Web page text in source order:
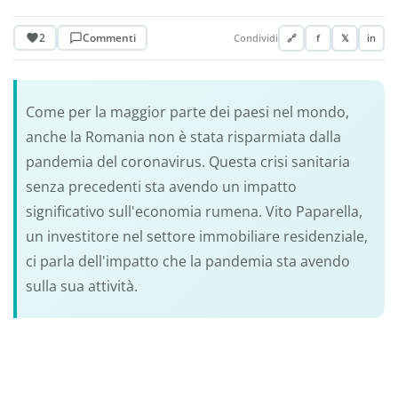
2 Commenti Condividi 🔗 f 𝕏 in
Come per la maggior parte dei paesi nel mondo,
anche la Romania non è stata risparmiata dalla
pandemia del coronavirus. Questa crisi sanitaria
senza precedenti sta avendo un impatto
significativo sull'economia rumena. Vito Paparella,
un investitore nel settore immobiliare residenziale,
ci parla dell'impatto che la pandemia sta avendo
sulla sua attività.